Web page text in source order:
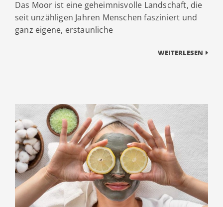
Das Moor ist eine geheimnisvolle Landschaft, die
seit unzähligen Jahren Menschen fasziniert und
ganz eigene, erstaunliche
WEITERLESEN